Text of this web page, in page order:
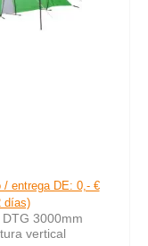
entrega DE: 0,- €
días)
3000mm
vertical